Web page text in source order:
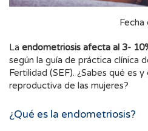
La endometriosis afecta al 3-
según la guía de práctica clínica
Fertilidad (SEF). ¿Sabes qué es
reproductiva de las mujeres?
¿Qué es la endometriosis?